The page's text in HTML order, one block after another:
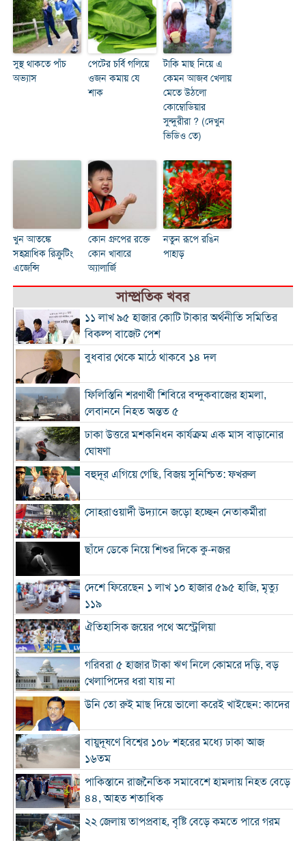
সুস্থ থাকতে পাঁচ
অভ্যাস
পেটের চর্বি গলিয়ে
ওজন কমায় যে
শাক
টাকি মাছ নিয়ে এ
কেমন আজব খেলায়
মেতে উঠলো
কোম্বোডিয়ার
সুন্দুরীরা ? (দেখুন
ভিডিও তে)
খুন আতঙ্কে
সহস্রাধিক রিক্রুটিং
এজেন্সি
কোন গ্রুপের রক্তে
কোন খাবারে
অ্যালার্জি
নতুন রূপে রঙিন
পাহাড়
সাম্প্রতিক খবর
১১ লাখ ৯৫ হাজার কোটি টাকার অর্থনীতি সমিতির
বিকল্প বাজেট পেশ
বুধবার থেকে মাঠে থাকবে ১৪ দল
ফিলিস্তিনি শরণার্থী শিবিরে বন্দুকবাজের হামলা,
লেবাননে নিহত অন্তত ৫
ঢাকা উত্তরে মশকনিধন কার্যক্রম এক মাস বাড়ানোর
ঘোষণা
বহুদূর এগিয়ে গেছি, বিজয় সুনিশ্চিত: ফখরুল
সোহরাওয়ার্দী উদ্যানে জড়ো হচ্ছেন নেতাকর্মীরা
ছাঁদে ডেকে নিয়ে শিশুর দিকে কু-নজর
দেশে ফিরেছেন ১ লাখ ১০ হাজার ৫৯৫ হাজি, মৃত্যু
১১৯
ঐতিহাসিক জয়ের পথে অস্ট্রেলিয়া
গরিবরা ৫ হাজার টাকা ঋণ নিলে কোমরে দড়ি, বড়
খেলাপিদের ধরা যায় না
উনি তো রুই মাছ দিয়ে ভালো করেই খাইছেন: কাদের
বায়ুদূষণে বিশ্বের ১০৮ শহরের মধ্যে ঢাকা আজ
১৬তম
পাকিস্তানে রাজনৈতিক সমাবেশে হামলায় নিহত বেড়ে
৪৪, আহত শতাধিক
২২ জেলায় তাপপ্রবাহ, বৃষ্টি বেড়ে কমতে পারে গরম